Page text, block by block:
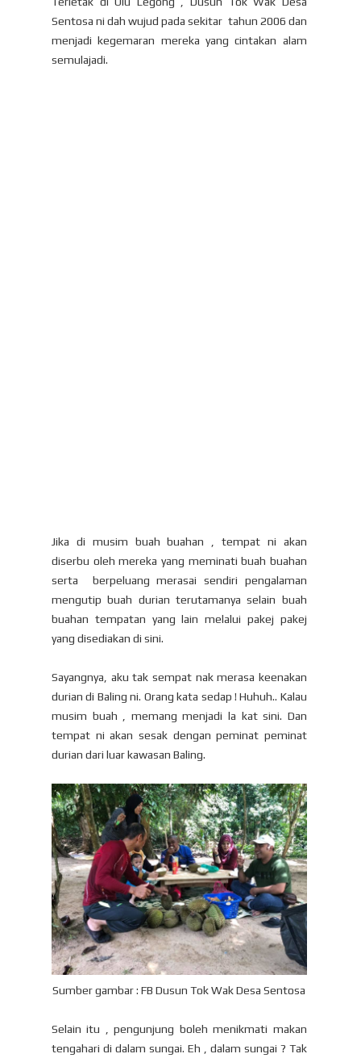
Sentosa ni dah wujud pada sekitar tahun 2006 dan
menjadi kegemaran mereka yang cintakan alam
semulajadi.
Jika di musim buah buahan , tempat ni akan
diserbu oleh mereka yang meminati buah buahan
serta berpeluang merasai sendiri pengalaman
mengutip buah durian terutamanya selain buah
buahan tempatan yang lain melalui pakej pakej
yang disediakan di sini.
Sayangnya, aku tak sempat nak merasa keenakan
durian di Baling ni. Orang kata sedap ! Huhuh.. Kalau
musim buah , memang menjadi la kat sini. Dan
tempat ni akan sesak dengan peminat peminat
durian dari luar kawasan Baling.
Sumber gambar : FB Dusun Tok Wak Desa Sentosa
Selain itu , pengunjung boleh menikmati makan
tengahari di dalam sungai. Eh , dalam sungai ? Tak